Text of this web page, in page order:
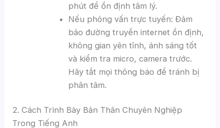
phút để ổn định tâm lý.
Nếu phỏng vấn trực tuyến: Đảm
bảo đường truyền internet ổn định,
không gian yên tĩnh, ánh sáng tốt
và kiểm tra micro, camera trước.
Hãy tắt mọi thông báo để tránh bị
phân tâm.
2. Cách Trình Bày Bản Thân Chuyên Nghiệp
Trong Tiếng Anh